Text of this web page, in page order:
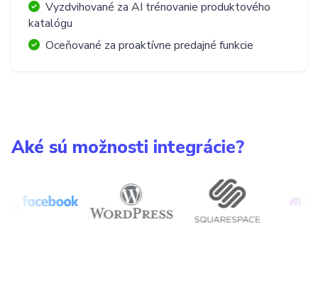
Vyzdvihované za AI trénovanie produktového
katalógu
Oceňované za proaktívne predajné funkcie
Aké sú možnosti integrácie?